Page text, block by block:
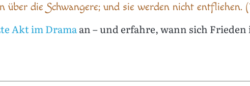
über die Schwangere; und sie werden nicht entfliehen.
Akt im Dramaan – und erfahre, wann sich